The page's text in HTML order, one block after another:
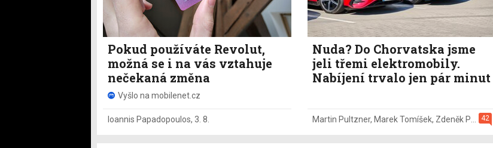
Pokud používáte Revolut,
možná se i na vás vztahuje
nečekaná změna
Vyšlo na mobilenet.cz
Ioannis Papadopoulos, 3. 8.
Nuda? Do Chorvatska jsme
jeli třemi elektromobily.
Nabíjení trvalo jen pár minut
42
Martin Pultzner, Marek Tomíšek, Zdeněk Pečený